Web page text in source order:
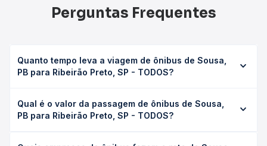
Perguntas Frequentes
Quanto tempo leva a viagem de ônibus de Sousa,
PB para Ribeirão Preto, SP - TODOS?
- TODOS leva em média 57h 49min, podendo variar
conforme a viação, o tipo de serviço (convencional,
Qual é o valor da passagem de ônibus de Sousa,
PB para Ribeirão Preto, SP - TODOS?